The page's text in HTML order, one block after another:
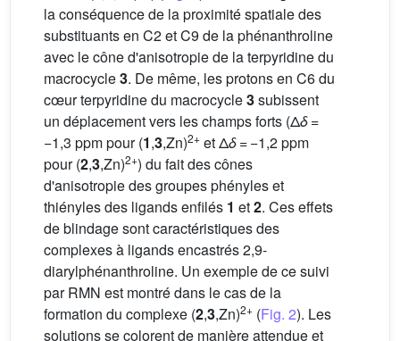
la conséquence de la proximité spatiale des
substituants en C2 et C9 de la phénanthroline
avec le cône d'anisotropie de la terpyridine du
macrocycle3. De même, les protons en C6 du
cœur terpyridine du macrocycle3subissent
un déplacement vers les champs forts (Δδ=
−1,3 ppm pour (1,3,Zn)2+ et Δδ= −1,2 ppm
pour (2,3,Zn)2+) du fait des cônes
d'anisotropie des groupes phényles et
thiényles des ligands enfilés 1 et2. Ces effets
de blindage sont caractéristiques des
complexes à ligands encastrés 2,9-
diarylphénanthroline. Un exemple de ce suivi
par RMN est montré dans le cas de la
formation du complexe (2,3,Zn)2+ (Fig. 2). Les
solutions se colorent de manière attendue et